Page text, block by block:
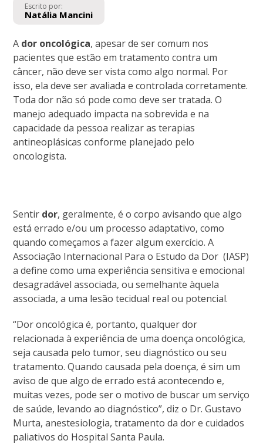
Escrito por:
Natália Mancini
A dor oncológica, apesar de ser comum nos
pacientes que estão em tratamento contra um
câncer, não deve ser vista como algo normal. Por
isso, ela deve ser avaliada e controlada corretamente.
Toda dor não só pode como deve ser tratada. O
manejo adequado impacta na sobrevida e na
capacidade da pessoa realizar as terapias
antineoplásicas conforme planejado pelo
oncologista.
Sentir dor, geralmente, é o corpo avisando que algo
está errado e/ou um processo adaptativo, como
quando começamos a fazer algum exercício. A
Associação Internacional Para o Estudo da Dor (IASP)
a define como uma experiência sensitiva e emocional
desagradável associada, ou semelhante àquela
associada, a uma lesão tecidual real ou potencial.
“Dor oncológica é, portanto, qualquer dor
relacionada à experiência de uma doença oncológica,
seja causada pelo tumor, seu diagnóstico ou seu
tratamento. Quando causada pela doença, é sim um
aviso de que algo de errado está acontecendo e,
muitas vezes, pode ser o motivo de buscar um serviço
de saúde, levando ao diagnóstico”, diz o Dr. Gustavo
Murta, anestesiologia, tratamento da dor e cuidados
paliativos do Hospital Santa Paula.